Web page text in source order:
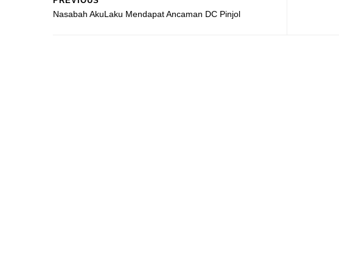
Nasabah AkuLaku Mendapat Ancaman DC Pinjol